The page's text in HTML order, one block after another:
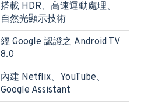
搭載 HDR、高速運動處理、
自然光顯示技術
經 Google 認證之 Android TV
8.0
內建 Netflix、YouTube、
Google Assistant